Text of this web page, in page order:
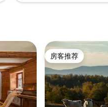
房客推荐
房客推荐